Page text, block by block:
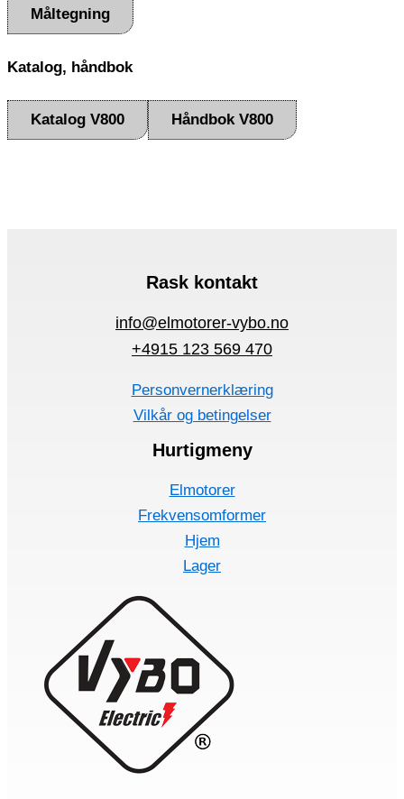
Måltegning
Katalog, håndbok
Katalog V800 Håndbok V800
Rask kontakt
info@elmotorer-vybo.no
+4915 123 569 470
Personvernerklæring
Vilkår og betingelser
Hurtigmeny
Elmotorer
Frekvensomformer
Hjem
Lager